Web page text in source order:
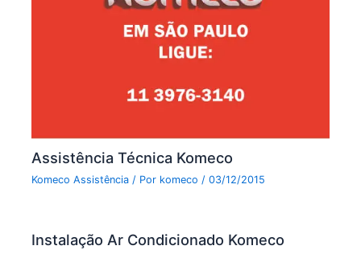
Assistência Técnica Komeco
Komeco Assistência / Por komeco/03/12/2015
Instalação Ar Condicionado Komeco